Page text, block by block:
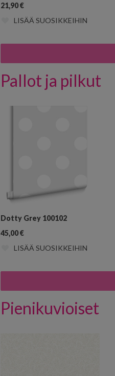
21,90€
LISÄÄ SUOSIKKEIHIN
Pallot ja pilkut
Dotty Grey 100102
45,00€
LISÄÄ SUOSIKKEIHIN
Pienikuvioiset